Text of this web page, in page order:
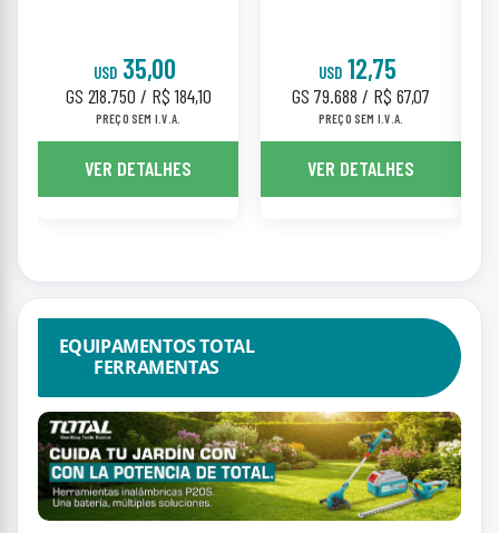
USD 35,00
GS 218.750 / R$ 184,10
PREÇO SEM I.V.A.
VER DETALHES
USD 12,75
GS 79.688 / R$ 67,07
PREÇO SEM I.V.A.
VER DETALHES
EQUIPAMENTOS TOTAL
FERRAMENTAS